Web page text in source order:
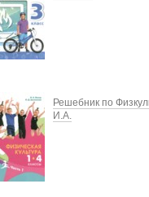
Решебник по
И.А.